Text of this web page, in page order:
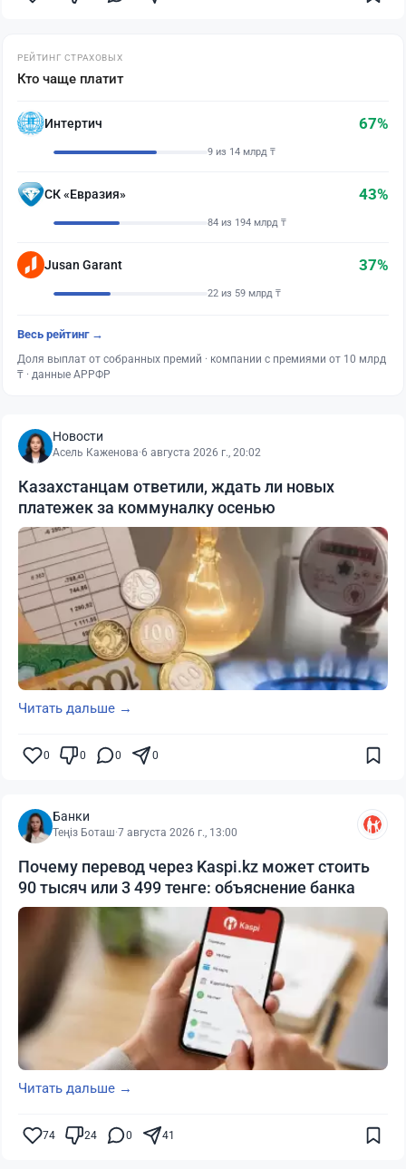
РЕЙТИНГ СТРАХОВЫХ
Кто чаще платит
Интертич 67%
9 из 14 млрд ₸
СК «Евразия» 43%
84 из 194 млрд ₸
Jusan Garant 37%
22 из 59 млрд ₸
Весь рейтинг →
Доля выплат от собранных премий · компании с премиями от 10 млрд
₸ · данные АРРФР
Новости
Асель Каженова·6 августа 2026 г., 20:02
Казахстанцам ответили, ждать ли новых
платежек за коммуналку осенью
Читать дальше →
0 0 0 0
Банки
Теңіз Боташ·7 августа 2026 г., 13:00
Почему перевод через Kaspi.kz может стоить
90 тысяч или 3 499 тенге: объяснение банка
Читать дальше →
74 24 0 41